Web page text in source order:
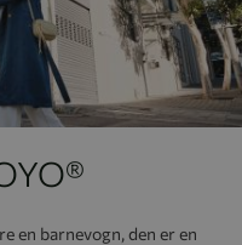
en barnevogn, den er en